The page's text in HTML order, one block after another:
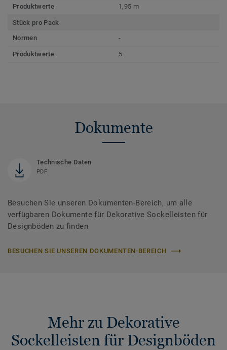
Produktwerte 1,95 m
Stück pro Pack
Normen
-
Produktwerte 5
Dokumente
Technische Daten
PDF
Besuchen Sie unseren Dokumenten-Bereich, um alle
verfügbaren Dokumente für Dekorative Sockelleisten für
Designböden zu finden
BESUCHEN SIE UNSEREN DOKUMENTEN-BEREICH
Mehr zu Dekorative
Sockelleisten für Designböden